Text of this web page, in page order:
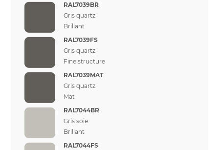
RAL7039BR
Gris quartz
Brillant
RAL7039FS
Gris quartz
Fine structure
RAL7039MAT
Gris quartz
Mat
RAL7044BR
Gris soie
Brillant
RAL7044FS